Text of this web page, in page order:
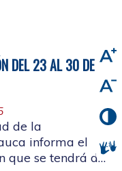
DEL 23 AL 30 DE
de la
informa el
que se tendrá del